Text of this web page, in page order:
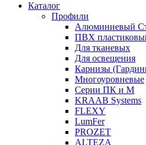
Каталог
Профили
Алюминиевый
ПВХ
Для тканевых
Для освещения
Карнизы
Многоуровневые
Серии ПК и М
KRAAB Systems
FLEXY
LumFer
PROZET
ALTEZA